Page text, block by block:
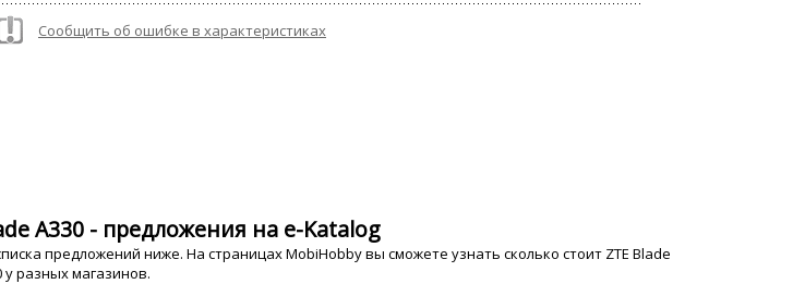
Сообщить об ошибке в характеристиках
A330 - предложения на e-Katalog
предложений ниже. На страницах MobiHobby вы сможете узнать сколько стоит ZTE Blade
у разных магазинов.